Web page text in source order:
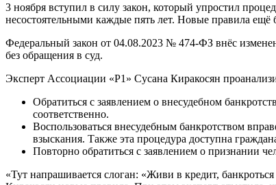
3 ноября вступил в силу закон, который упростил
несостоятельными каждые пять лет. Новые правила
Федеральный закон от 04.08.2023 № 474-ФЗ внёс
без обращения в суд.
Эксперт Ассоциации «Р1» Сусана Киракосян
Обратиться с заявлением о внесудебном
соответственно.
Воспользоваться внесудебным банкротством
взыскания. Также эта процедура доступна
Повторно обратиться с заявлением о признании
«Тут напрашивается слоган: «Живи в кредит,